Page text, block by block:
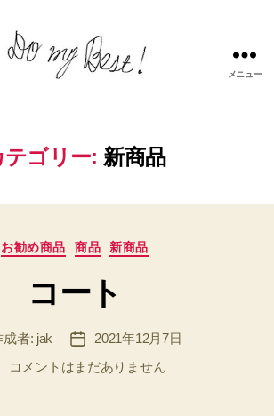
メニュー
テゴリー: 新商品
カ
お勧め商品 商品 新商品
コート
成者: jak
投
稿
日
2021年12月7日
コ
コメントはまだありません